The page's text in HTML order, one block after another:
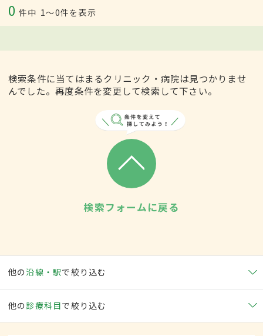
0 件中 1〜0件を表示
検索条件に当てはまるクリニック・病院は見つかりませ
んでした。再度条件を変更して検索して下さい。
検索フォームに戻る
他の沿線・駅で絞り込む
他の 診療科目で絞り込む